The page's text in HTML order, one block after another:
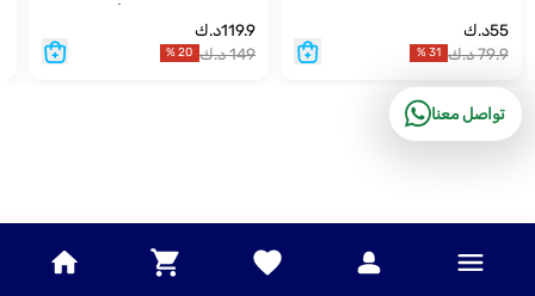
55د.ك
79.9د.ك 31
%
119.9د.ك
149د.ك 20
%
تواصل معنا